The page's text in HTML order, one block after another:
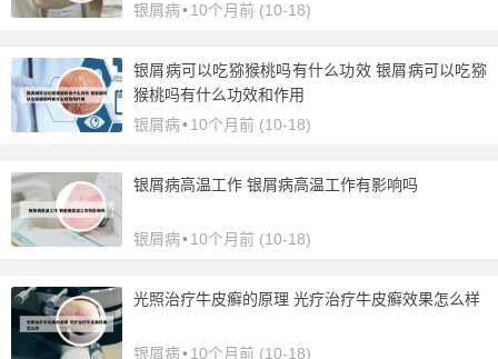
银屑病•10个月前 (10-18)
银屑病可以吃猕猴桃吗有什么功效 银屑病可以吃猕
猴桃吗有什么功效和作用
银屑病•10个月前 (10-18)
银屑病高温工作 银屑病高温工作有影响吗
银屑病•10个月前 (10-18)
光照治疗牛皮癣的原理 光疗治疗牛皮癣效果怎么样
银屑病•10个月前 (10-18)